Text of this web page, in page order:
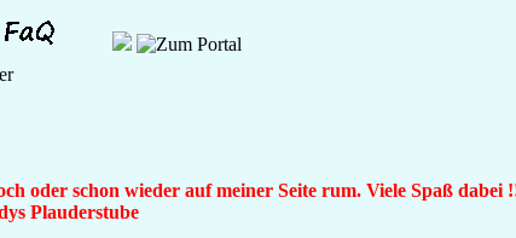
oder schon wieder auf meiner Seite rum. Viele Spaß dabei
Plauderstube